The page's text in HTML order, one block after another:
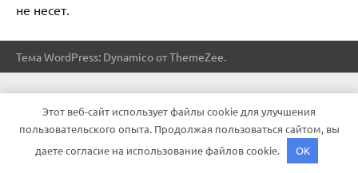
не несет.
Тема WordPress: Dynamico от ThemeZee.
Этот веб-сайт использует файлы cookie для улучшения
пользовательского опыта. Продолжая пользоваться сайтом, вы
даете согласие на использование файлов cookie.
OK